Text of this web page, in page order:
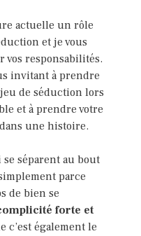
actuelle un rôle
et je vous
vos responsabilités.
invitant à prendre
de séduction lors
et à prendre votre
une histoire.
séparent au bout
parce
de bien se
forte et
c’est également le